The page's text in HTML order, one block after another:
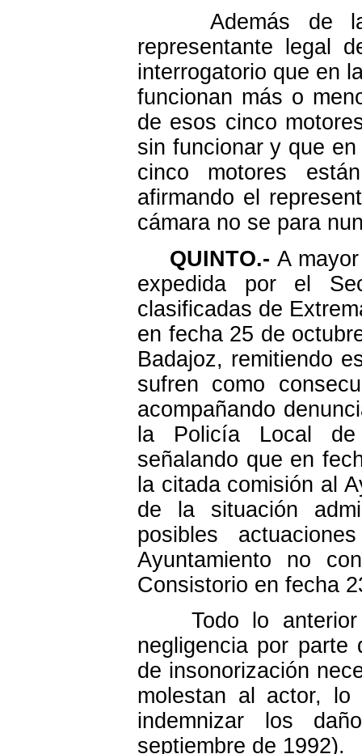
Además de la
representante legal
interrogatorio que en
funcionan más o
de esos cinco
sin funcionar y que
cinco motores
afirmando el
cámara no se para
QUINTO.- A
expedida por el
clasificadas de
en fecha 25 de
Badajoz, remitiendo
sufren como
acompañando
la Policía Local
señalando que en
la citada comisión al
de la situación
posibles
Ayuntamiento no
Consistorio en fecha
Todo lo anterior
negligencia por parte
de insonorización
molestan al actor, lo
indemnizar los
septiembre de 1992).